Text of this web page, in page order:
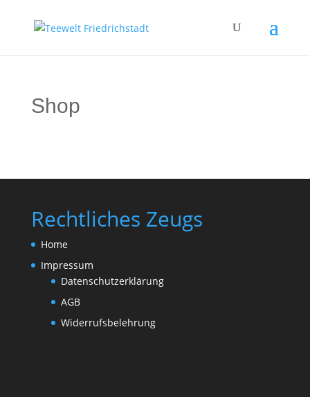
Shop
Rechtliches Zeugs
Home
Impressum
Datenschutzerklärung
AGB
Widerrufsbelehrung